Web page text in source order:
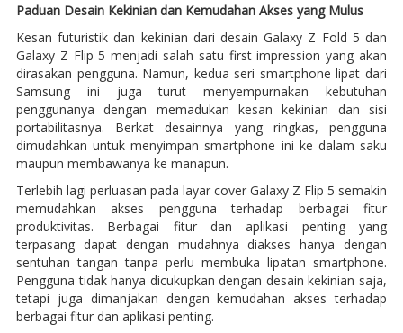
Paduan Desain Kekinian dan Kemudahan Akses yang Mulus
Kesan futuristik dan kekinian dari desain Galaxy Z Fold 5 dan
Galaxy Z Flip 5 menjadi salah satu first impression yang akan
dirasakan pengguna. Namun, kedua seri smartphone lipat dari
Samsung ini juga turut menyempurnakan kebutuhan
penggunanya dengan memadukan kesan kekinian dan sisi
portabilitasnya. Berkat desainnya yang ringkas, pengguna
dimudahkan untuk menyimpan smartphone ini ke dalam saku
maupun membawanya ke manapun.
Terlebih lagi perluasan pada layar cover Galaxy Z Flip 5 semakin
memudahkan akses pengguna terhadap berbagai fitur
produktivitas. Berbagai fitur dan aplikasi penting yang
terpasang dapat dengan mudahnya diakses hanya dengan
sentuhan tangan tanpa perlu membuka lipatan smartphone.
Pengguna tidak hanya dicukupkan dengan desain kekinian saja,
tetapi juga dimanjakan dengan kemudahan akses terhadap
berbagai fitur dan aplikasi penting.